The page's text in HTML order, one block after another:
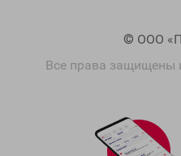
© ООО
Все права защищены